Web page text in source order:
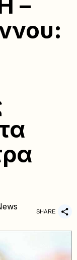
–
SHARE